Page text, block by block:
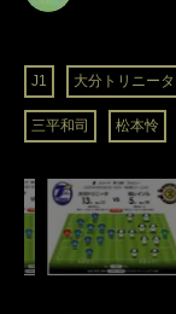
J1 大分トリニータ
三平和司 松本怜